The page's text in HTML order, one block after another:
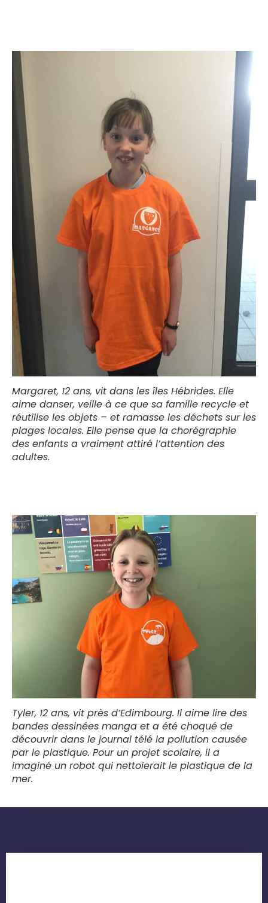
Margaret, 12 ans, vit dans les îles Hébrides. Elle
aime danser, veille à ce que sa famille recycle et
réutilise les objets – et ramasse les déchets sur les
plages locales. Elle pense que la chorégraphie
des enfants a vraiment attiré l’attention des
adultes.
Tyler, 12 ans, vit près d’Edimbourg. Il aime lire des
bandes dessinées manga et a été choqué de
découvrir dans le journal télé la pollution causée
par le plastique. Pour un projet scolaire, il a
imaginé un robot qui nettoierait le plastique de la
mer.